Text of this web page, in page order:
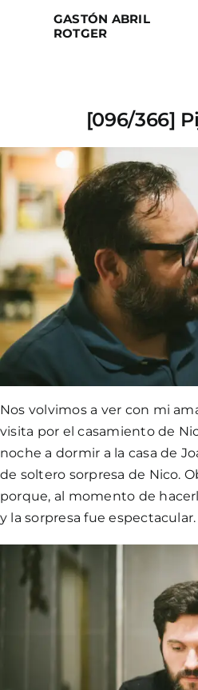
GASTÓN ABRIL
ROTGER
About
Search
for:
[096/366]
Nos volvimos a ver con mi
visita por el casamiento de
noche a dormir a la casa de
de soltero sorpresa de Nico.
porque, al momento de
y la sorpresa fue espectacular.